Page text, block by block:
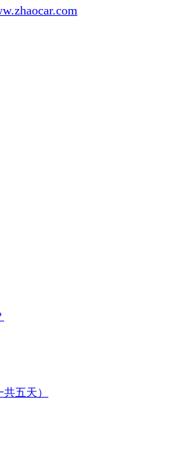
五天）